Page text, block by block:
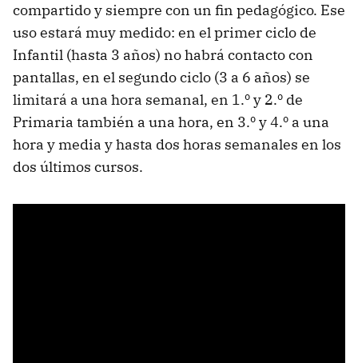
compartido y siempre con un fin pedagógico. Ese
uso estará muy medido: en el primer ciclo de
Infantil (hasta 3 años) no habrá contacto con
pantallas, en el segundo ciclo (3 a 6 años) se
limitará a una hora semanal, en 1.º y 2.º de
Primaria también a una hora, en 3.º y 4.º a una
hora y media y hasta dos horas semanales en los
dos últimos cursos.